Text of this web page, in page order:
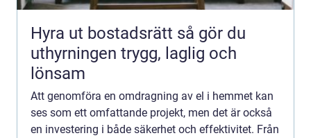
Hyra ut bostadsrätt så gör du
uthyrningen trygg, laglig och
lönsam
Att genomföra en omdragning av el i hemmet kan
ses som ett omfattande projekt, men det är också
en investering i både säkerhet och effektivitet. Från